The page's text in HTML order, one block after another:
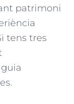
patrimoni
tens tres